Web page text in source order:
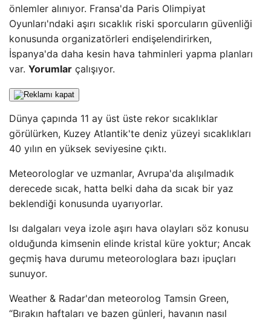
önlemler alınıyor. Fransa'da Paris Olimpiyat
Oyunları'ndaki aşırı sıcaklık riski sporcuların güvenliği
konusunda organizatörleri endişelendirirken,
İspanya'da daha kesin hava tahminleri yapma planları
var. Yorumlar çalışıyor.
Dünya çapında 11 ay üst üste rekor sıcaklıklar
görülürken, Kuzey Atlantik'te deniz yüzeyi sıcaklıkları
40 yılın en yüksek seviyesine çıktı.
Meteorologlar ve uzmanlar, Avrupa'da alışılmadık
derecede sıcak, hatta belki daha da sıcak bir yaz
beklendiği konusunda uyarıyorlar.
Isı dalgaları veya izole aşırı hava olayları söz konusu
olduğunda kimsenin elinde kristal küre yoktur; Ancak
geçmiş hava durumu meteorologlara bazı ipuçları
sunuyor.
Weather & Radar'dan meteorolog Tamsin Green,
“Bırakın haftaları ve bazen günleri, havanın nasıl